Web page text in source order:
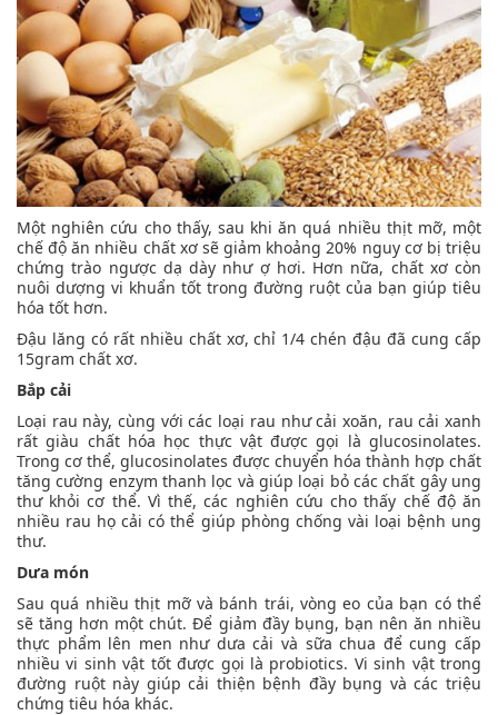
Một nghiên cứu cho thấy, sau khi ăn quá nhiều thịt mỡ, một
chế độ ăn nhiều chất xơ sẽ giảm khoảng 20% nguy cơ bị triệu
chứng trào ngược dạ dày như ợ hơi. Hơn nữa, chất xơ còn
nuôi dượng vi khuẩn tốt trong đường ruột của bạn giúp tiêu
hóa tốt hơn.
Đậu lăng có rất nhiều chất xơ, chỉ 1/4 chén đậu đã cung cấp
15gram chất xơ.
Bắp cải
Loại rau này, cùng với các loại rau như cải xoăn, rau cải xanh
rất giàu chất hóa học thực vật được gọi là glucosinolates.
Trong cơ thể, glucosinolates được chuyển hóa thành hợp chất
tăng cường enzym thanh lọc và giúp loại bỏ các chất gây ung
thư khỏi cơ thể. Vì thế, các nghiên cứu cho thấy chế độ ăn
nhiều rau họ cải có thể giúp phòng chống vài loại bệnh ung
thư.
Dưa món
Sau quá nhiều thịt mỡ và bánh trái, vòng eo của bạn có thể
sẽ tăng hơn một chút. Để giảm đầy bụng, bạn nên ăn nhiều
thực phẩm lên men như dưa cải và sữa chua để cung cấp
nhiều vi sinh vật tốt được gọi là probiotics. Vi sinh vật trong
đường ruột này giúp cải thiện bệnh đầy bụng và các triệu
chứng tiêu hóa khác.